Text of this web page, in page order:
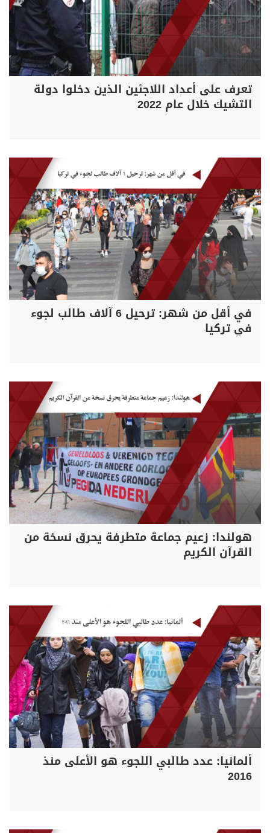
تعرف على أعداد اللاجئين الذين دخلوا دولة
التشيك خلال عام 2022
في أقل من شهر: ترحيل 6 آلاف طالب لجوء
في تركيا
هولندا: زعيم جماعة متطرفة يحرق نسخة من
القرآن الكريم
ألمانيا: عدد طالبي اللجوء هو الأعلى منذ
2016